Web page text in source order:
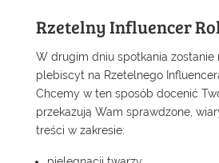
Rzetelny Influencer
W drugim dniu spotkania zostanie
plebiscyt na Rzetelnego
Chcemy w ten sposób docenić
przekazują Wam sprawdzone,
treści w zakresie: